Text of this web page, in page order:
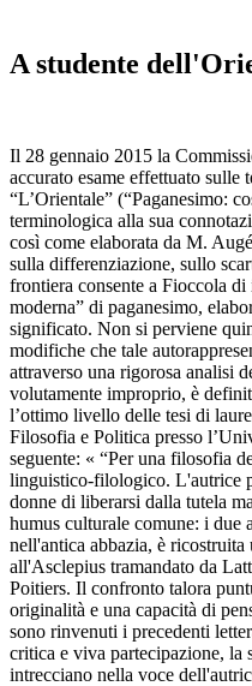
A studente
Il 28 gennaio 2015 la
accurato esame effettuato
“L’Orientale” (“Paganesimo:
terminologica alla sua
così come elaborata da M.
sulla differenziazione, sullo
frontiera consente a Fioccola
moderna” di paganesimo,
significato. Non si perviene
modifiche che tale
attraverso una rigorosa analisi
volutamente improprio, è
l’ottimo livello delle tesi di
Filosofia e Politica presso
seguente: « “Per una filosofia
linguistico-filologico. L'autrice
donne di liberarsi dalla tutela
humus culturale comune: i due
nell'antica abbazia, è
all'Asclepius tramandato da
Poitiers. Il confronto talora
originalità e una capacità di
sono rinvenuti i precedenti
critica e viva partecipazione, la
intrecciano nella voce